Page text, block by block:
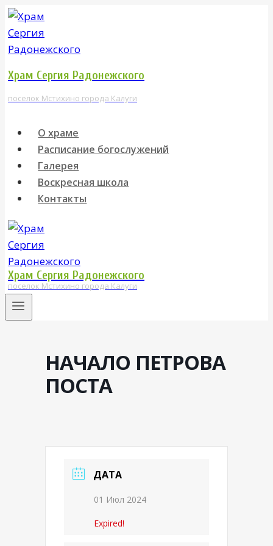
Перейти
к
содержимому
Храм Сергия Радонежского
поселок Мстихино города Калуги
О храме
Расписание богослужений
Галерея
Воскресная школа
Контакты
Храм Сергия Радонежского
поселок Мстихино города Калуги
НАЧАЛО ПЕТРОВА
ПОСТА
ДАТА
01 Июл 2024
Expired!